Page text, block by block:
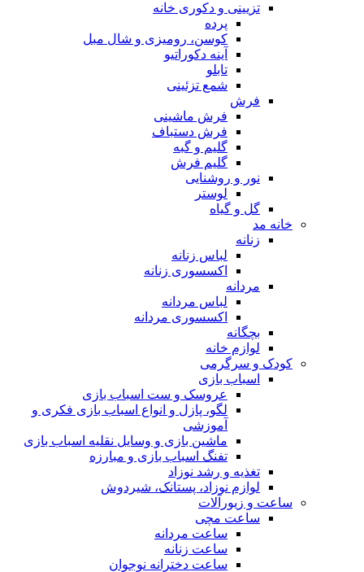
تزیینی و دکوری خانه
پرده
کوسن، رومیزی و شال مبل
آینه دکوراتیو
تابلو
شمع تزئینی
فرش
فرش ماشینی
فرش دستباف
گلیم و گبه
گلیم فرش
نور و روشنایی
لوستر
گل و گیاه
خانه مد
زنانه
لباس زنانه
اکسسوری زنانه
مردانه
لباس مردانه
اکسسوری مردانه
بچگانه
لوازم خانه
کودک و سرگرمی
اسباب بازی
عروسک و ست اسباب بازی
لگو، پازل و انواع اسباب بازی فکری و
آموزشی
ماشین بازی و وسایل نقلیه اسباب بازی
تفنگ اسباب بازی و مبارزه
تغذیه و رشد نوزاد
لوازم نوزاد، پستانک، شیردوش
ساعت و زیور‌آلات
ساعت مچی
ساعت مردانه
ساعت زنانه
ساعت دخترانه نوجوان